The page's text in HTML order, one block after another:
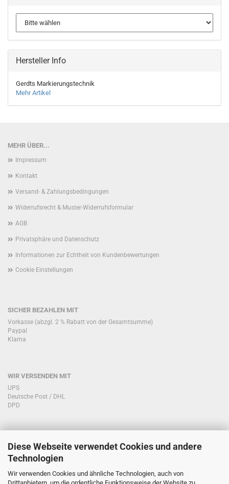
Diese Webseite verwendet Cookies und andere
Technologien
Wir verwenden Cookies und ähnliche Technologien, auch von
Drittanbietern, um die ordentliche Funktionsweise der Website zu
Hersteller Info
Gerdts Markierungstechnik
Mehr Artikel
MEHR ÜBER...
Impressum
Kontakt
Versand- & Zahlungsbedingungen
Widerrufsrecht & Muster-Widerrufsformular
AGB
Privatsphäre und Datenschutz
Informationen zur Echtheit von Kundenbewertungen
Cookie Einstellungen
SICHER BEZAHLEN MIT
Vorkasse (abzgl. 2 % Rabatt von der Gesamtsumme)
Paypal
Klarna
WIR VERSENDEN MIT
UPS
Deutsche Post / DHL
DPD
KONTAKT KUNDENSERVICE
Sie haben Fragen zu unseren Produkten?
Telefon: